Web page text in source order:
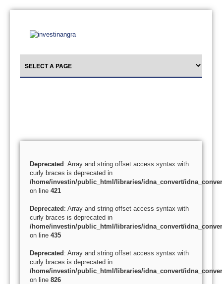
Deprecated : Array and string offset access syntax with
curly braces is deprecated in
/home/investin/public_html/libraries/idna_convert/
on line 421
Deprecated : Array and string offset access syntax with
curly braces is deprecated in
/home/investin/public_html/libraries/idna_convert/
on line 435
Deprecated : Array and string offset access syntax with
curly braces is deprecated in
/home/investin/public_html/libraries/idna_convert/
on line 826